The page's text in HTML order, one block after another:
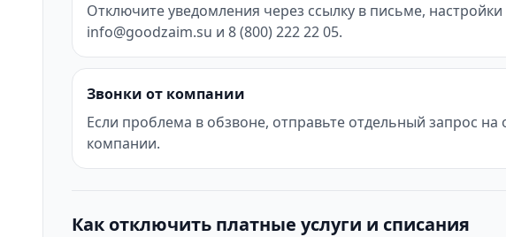
Отключите уведомления через ссылку в письме,
info@goodzaim.su и 8 (800) 222 22 05.
Звонки от компании
Если проблема в обзвоне, отправьте отдельный запрос
компании.
Как отключить платные услуги и списания